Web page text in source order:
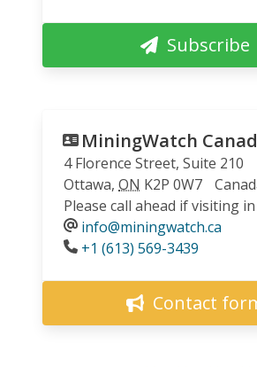
Subscribe
MiningWatch
4 Florence Street, Suite 210
Ottawa, ON K2P 0W7
Please call ahead if visiting
info@miningwatch.ca
Phone
+1 (613) 569-3439
Contact